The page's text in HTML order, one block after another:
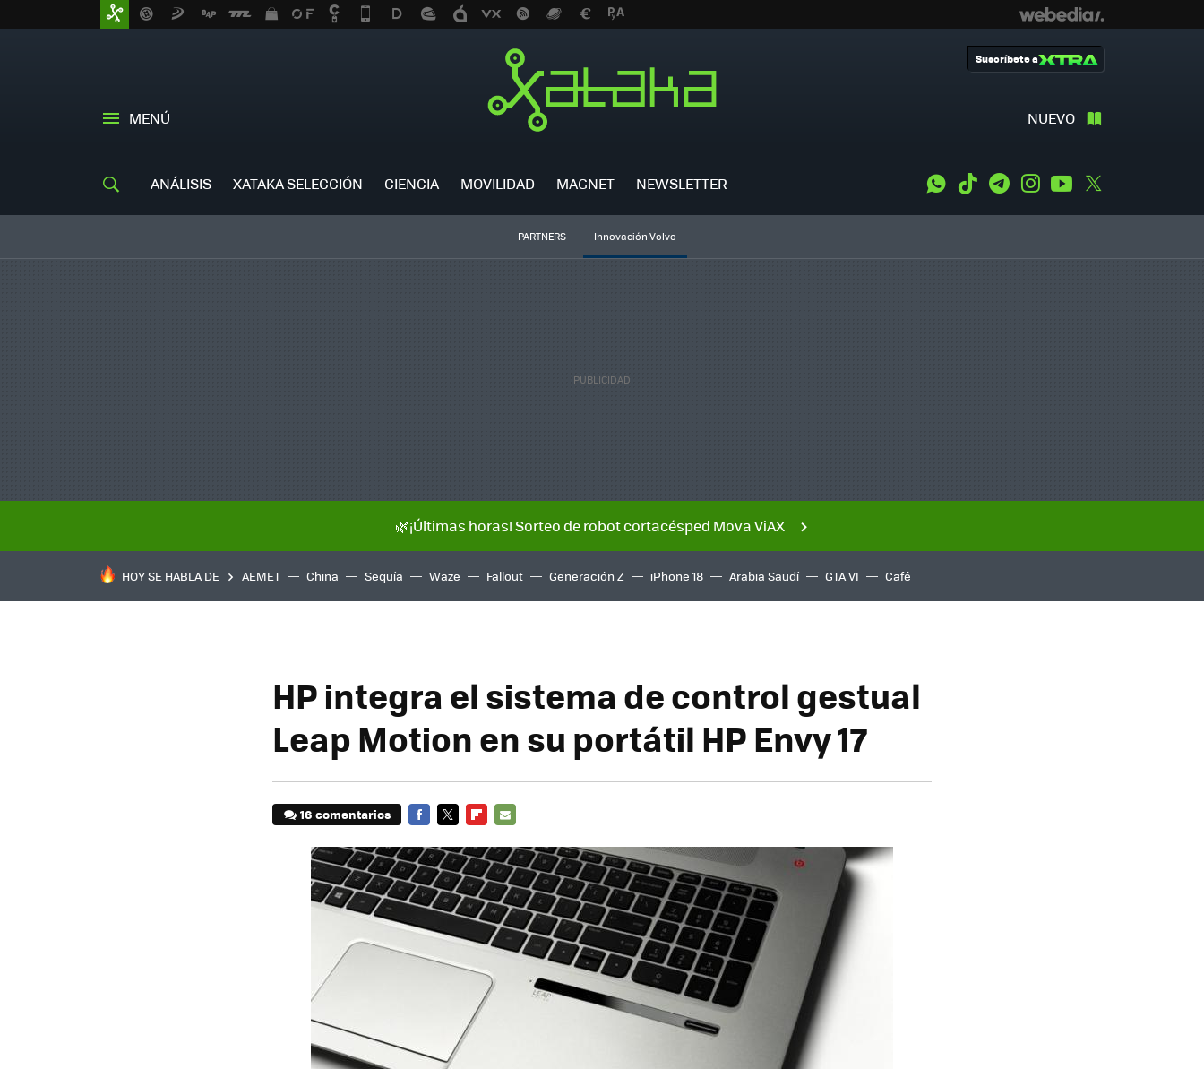
MENÚ NUEVO
Suscríbete a
ANÁLISIS XATAKA SELECCIÓN CIENCIA MOVILIDAD MAGNET NEWSLETTER WhatsApp
Tiktok TelegramInstagramYoutube
PARTNERS Innovación Volvo
🌿¡Últimas horas! Sorteo de robot cortacésped Mova ViAX
HOY SE HABLA DE AEMET China Sequía Waze Fallout Generación Z iPhone 18 Arabia Saudí GTA VI Café
HP integra el sistema de control gestual
Leap Motion en su portátil HP Envy 17
16 comentarios
MAIL